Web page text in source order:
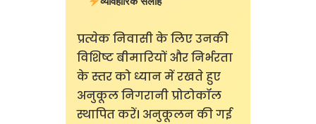
प्रत्येक निवासी के लिए उनकी
विशिष्ट बीमारियों और निर्भरता
के स्तर को ध्यान में रखते हुए
अनुकूल निगरानी प्रोटोकॉल
स्थापित करें। अनुकूलन की गई